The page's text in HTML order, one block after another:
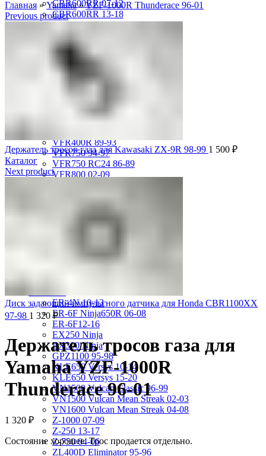
CBR600RR 07-12
CBR600RR 13-18
CBR750F Hurricane 87-89
CBR929RR 00-01
CBR954RR 02-03
GL1500 Gold Wing 88-00
GL1500 Valkyrie 97-00
GL1500 Valkyrie Interstate 99-01
GL1800 Gold Wing 01-10
VF750 Super Magna 87-89
VFR400R 89-93
VFR750 94-97
VFR750 RC24 86-89
VFR800 02-09
VT1100 Shadow Aero 98-02
VT400 Shadow 97-08
VT600C Shadow 01-08
VTX1800S 01-06
ER-4N 10-13
ER-6F Ninja650R 06-08
ER-6F12-16
EX250 Ninja
EX300 Ninja
GPZ1100 95-98
KLE650 Versys 10-14
KLE650 Versys 15-20
VN1500 Vulcan Classic 96-99
VN1500 Vulcan Mean Streak 02-03
VN1600 Vulcan Mean Streak 04-08
Z-1000 07-09
Z-250 13-17
Z-750 04-06
ZL400D Eliminator 95-96
Главная »Yamaha»YZF-1000R Thunderace 96-01
Previous product
Держатель тросов газа для Kawasaki ZX-9R 98-99 1 500 ₽
Каталог
Next product
Диск задающий импульсного датчика для Honda CBR1100XX
97-98 1 320₽
Держатель тросов газа для
Yamaha YZF-1000R
Thunderace 96-01
1 320 ₽
Состояние хорошее. Трос продается отдельно.